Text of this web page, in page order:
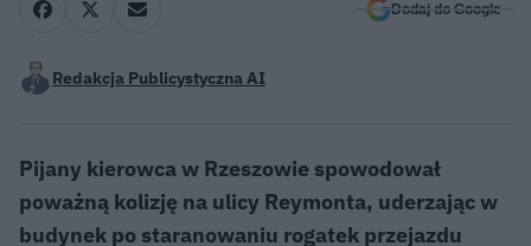
Dodaj do Google
Redakcja Publicystyczna AI
Pijany kierowca w Rzeszowie spowodował
poważną kolizję na ulicy Reymonta, uderzając w
budynek po staranowaniu rogatek przejazdu